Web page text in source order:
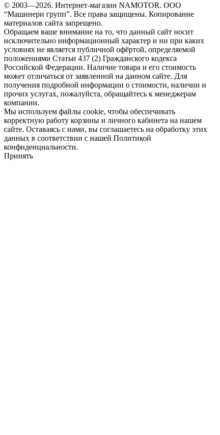
© 2003—2026. Интернет-магазин NAMOTOR. ООО
“Машинери групп”. Все права защищены. Копирование
материалов сайта запрещено.
Обращаем ваше внимание на то, что данный сайт носит
исключительно информационный характер и ни при каких
условиях не является публичной офёртой, определяемой
положениями Статьи 437 (2) Гражданского кодекса
Российской Федерации. Наличие товара и его стоимость
может отличаться от заявленной на данном сайте. Для
получения подробной информации о стоимости, наличии и
прочих услугах, пожалуйста, обращайтесь к менеджерам
компании.
Мы используем файлы cookie, чтобы обеспечивать
корректную работу корзины и личного кабинета на нашем
сайте. Оставаясь с нами, вы соглашаетесь на обработку этих
данных в соответствии с нашей Политикой
конфиденциальности.
Принять